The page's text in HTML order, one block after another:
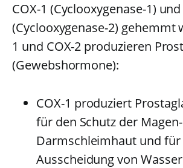
COX-1 (Cyclooxygenase-1)
(Cyclooxygenase-2) gehemmt
1 und COX-2 produzieren
(Gewebshormone):
COX-1 produziert
für den Schutz der
Darmschleimhaut und für
Ausscheidung von